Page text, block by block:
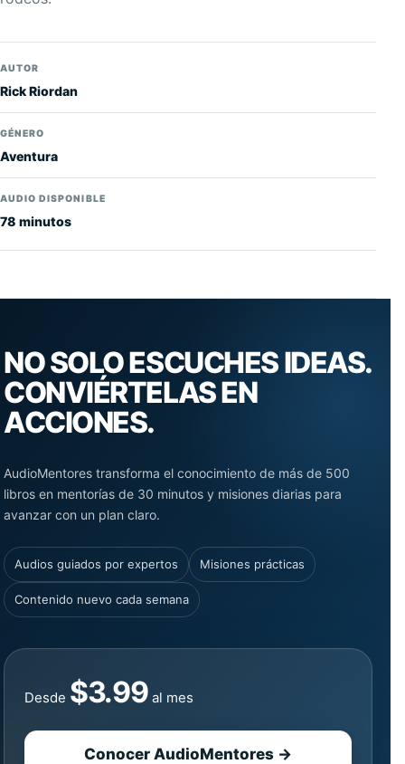
AUTOR
Rick Riordan
GÉNERO
Aventura
AUDIO DISPONIBLE
78 minutos
NO SOLO ESCUCHES IDEAS.
CONVIÉRTELAS EN
ACCIONES.
AudioMentores transforma el conocimiento de más de 500
libros en mentorías de 30 minutos y misiones diarias para
avanzar con un plan claro.
Audios guiados por expertos Misiones prácticas
Contenido nuevo cada semana
Desde $3.99al mes
Conocer AudioMentores →